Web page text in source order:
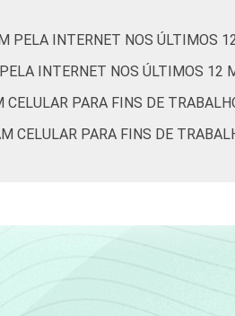
PELA INTERNET NOS ÚLTIMOS
INTERNET NOS ÚLTIMOS 12
PARA FINS DE
CELULAR PARA FINS DE